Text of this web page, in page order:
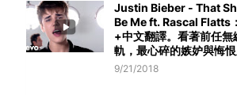
Justin Bieber - That
Be Me ft. Rascal Flatts
+中文翻譯。看著前任無
軌，最心碎的嫉妒與悔
9/21/2018